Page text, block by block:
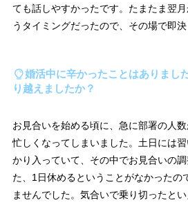
ても話しやすかったです。たまたま翌
うタイミングだったので、その場で即決
婚活中に辛かったことはありまし
り越えましたか？
お見合いを始める頃に、急に部署の人
忙しくなってしまいました。土日には
かり入っていて、その中でお見合いの
た、1日休めるということがなかったの
ませんでした。気合いで乗り切ったと